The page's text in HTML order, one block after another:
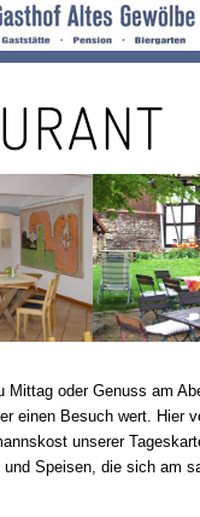
Mittag oder Genuss am
einen Besuch wert. Hier
unserer
Speisen, die sich am